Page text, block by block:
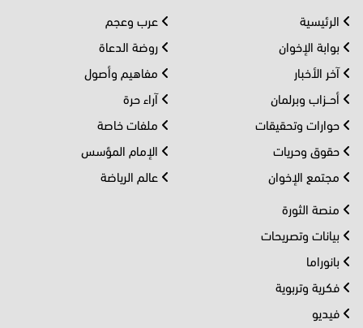
الرئيسية
بوابة الإخوان
آخر الأخبار
أحــزاب وبرلمان
حوارات وتحقيقات
حقوق وحريات
مجتمع الإخوان
عرب وعجم
روضة الدعاة
مفاهيم وأصول
آراء حرة
ملفات خاصة
الإمام المؤسس
عالم الرياضة
منصة الثورة
بيانات وتصريحات
بانوراما
فكرية وتربوية
فيديو